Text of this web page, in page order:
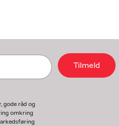
Tilmeld
gode råd og
omkring